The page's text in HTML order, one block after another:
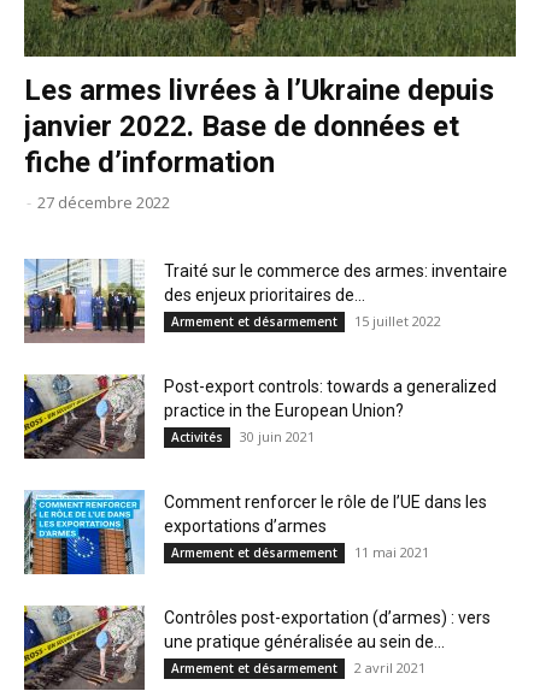
Les armes livrées à l’Ukraine depuis
janvier 2022. Base de données et
fiche d’information
- 27 décembre 2022
Traité sur le commerce des armes: inventaire
des enjeux prioritaires de...
Armement et désarmement 15 juillet 2022
Post-export controls: towards a generalized
practice in the European Union?
Activités 30 juin 2021
Comment renforcer le rôle de l’UE dans les
exportations d’armes
Armement et désarmement 11 mai 2021
Contrôles post-exportation (d’armes) : vers
une pratique généralisée au sein de...
Armement et désarmement 2 avril 2021